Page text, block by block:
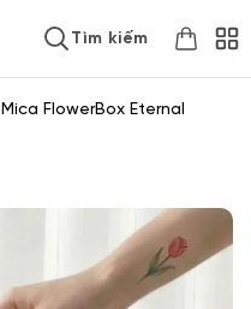
Tìm kiếm
Mica FlowerBox Eternal